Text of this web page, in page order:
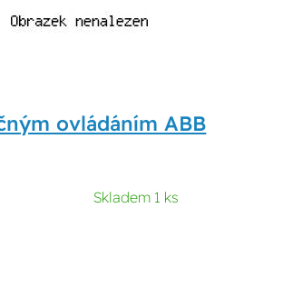
ovládáním ABB
Skladem 1 ks